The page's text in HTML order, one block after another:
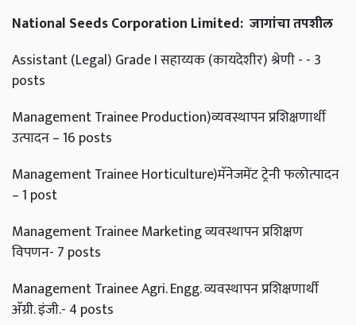
National Seeds Corporation Limited: जागांचा तपशील
Assistant (Legal) Grade I सहाय्यक (कायदेशीर) श्रेणी - - 3
posts
Management Trainee Production)व्यवस्थापन प्रशिक्षणार्थी
उत्पादन – 16 posts
Management Trainee Horticulture)मॅनेजमेंट ट्रेनी फलोत्पादन
– 1 post
Management Trainee Marketing व्यवस्थापन प्रशिक्षण
विपणन- 7 posts
Management Trainee Agri. Engg. व्यवस्थापन प्रशिक्षणार्थी
अ‍ॅग्री. इंजी.- 4 posts